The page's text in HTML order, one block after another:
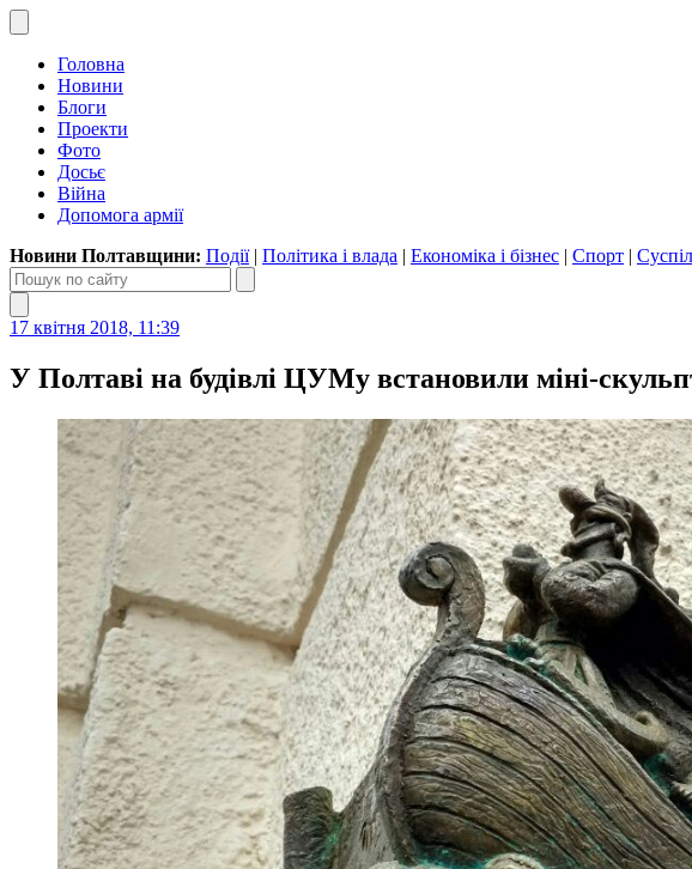
Головна
Новини
Блоги
Проекти
Фото
Досьє
Війна
Допомога армії
Новини Полтавщини: Події| Політика і влада | Економіка і бізнес | Спорт |
17 квітня 2018, 11:39
У Полтаві на будівлі ЦУМу встановили міні-